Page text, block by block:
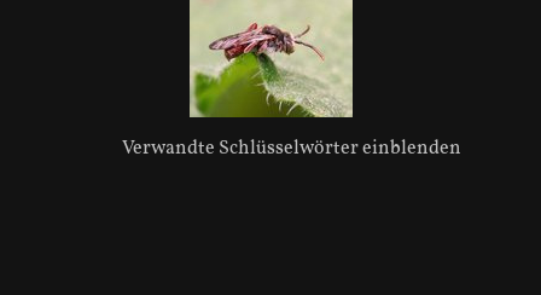
Verwandte Schlüsselwörter einblenden